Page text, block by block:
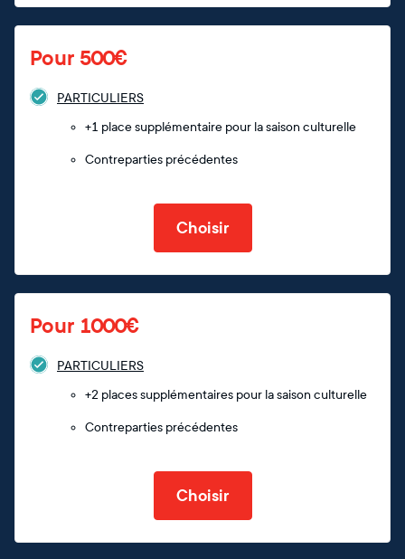
Pour 500€
PARTICULIERS
+1 place supplémentaire pour la saison culturelle
Contreparties précédentes
Choisir
Pour 1000€
PARTICULIERS
+2 places supplémentaires pour la saison culturelle
Contreparties précédentes
Choisir